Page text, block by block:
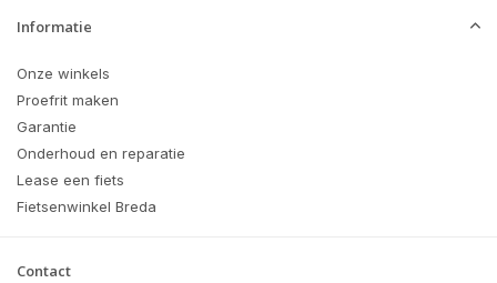
Informatie
Onze winkels
Proefrit maken
Garantie
Onderhoud en reparatie
Lease een fiets
Fietsenwinkel Breda
Contact